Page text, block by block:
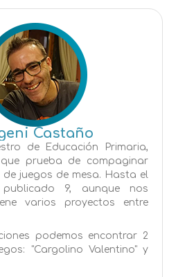
Castaño
de Educación Primaria,
prueba de compaginar
juegos de mesa. Hasta el
9, aunque nos
varios proyectos entre
podemos encontrar 2
"Cargolino Valentino" y